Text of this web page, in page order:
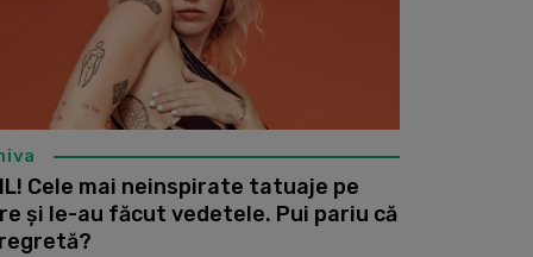
Cele mai neinspirate tatuaje pe
și le-au făcut vedetele. Pui pariu că